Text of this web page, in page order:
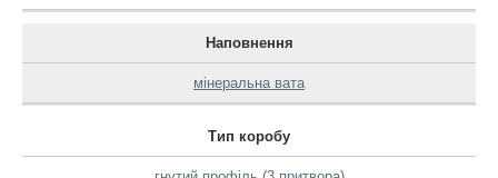
Наповнення
мінеральна вата
Тип коробу